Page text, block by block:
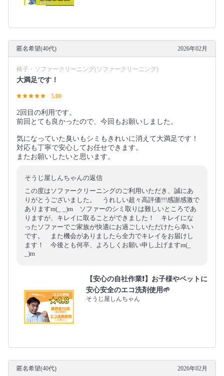
匿名希望(40代) 2026年02月
椅子・ソファークリーニング(ソファークリーニング)
大満足です！
5.00
2回目の利用です。
前回とても良かったので、今回もお願いしました。
気になっていた臭いもシミもきれいに消えて大満足です！
対応も丁寧で安心してお任せできます。
またお願いしたいと思います。
そうじ屋しんちゃんの返信
この度はソファークリーニングのご利用いただき、誠にあ
りがとうございました。 うれしい超々高評価!!!感謝感激で
ありますm(_ _)m ソファーのシミ取りは難しいところであ
りますが、キレイに取ることができました！ キレイにな
ったソファーでご家族が快適にお過ごしいただけたら幸い
です。 また機会がありましたら全力でキレイをお届けし
ます！ 今後とも何卒、よろしくお願い申し上げますm(_
_)m
【安心の自社作業❗️】お子様やペットに
安心安全のエコ洗剤使用🌱
そうじ屋しんちゃん
匿名希望(40代) 2026年02月